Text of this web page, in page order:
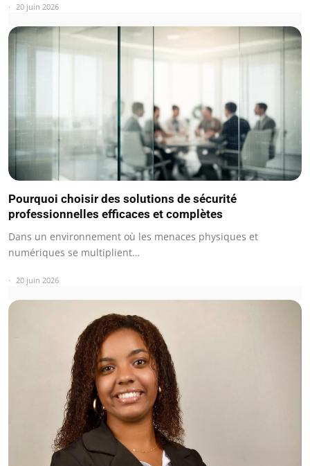
20 juin 2026
Pourquoi choisir des solutions de sécurité
professionnelles efficaces et complètes
Dans un environnement où les menaces physiques et
numériques se multiplient…
20 juin 2026